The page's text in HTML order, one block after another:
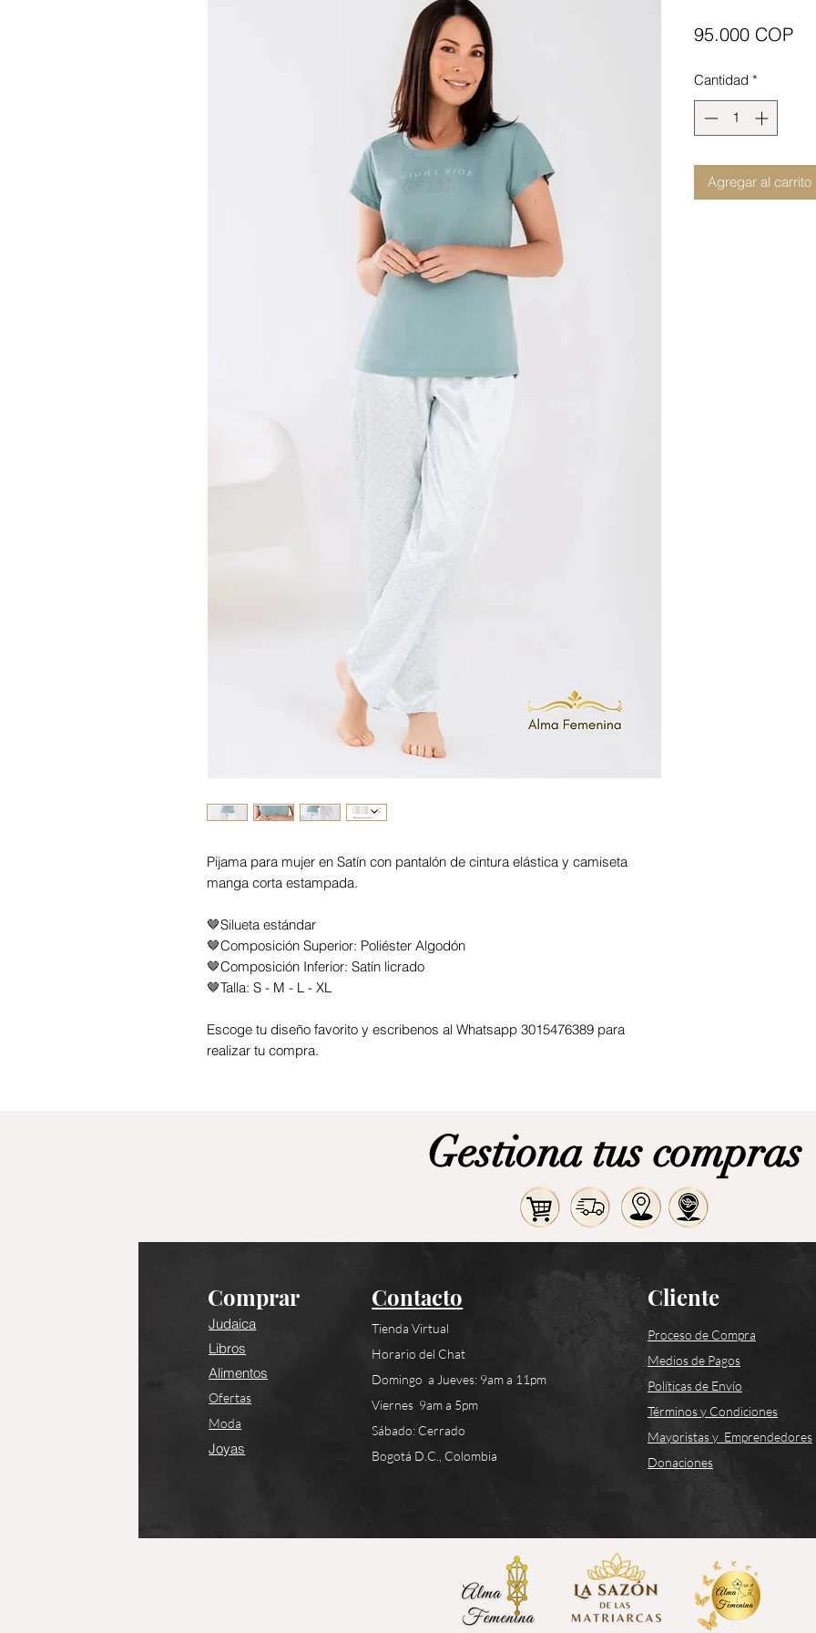
Pijama para mujer en Satín con pantalón de cintura elástica y camiseta
manga corta estampada.
🤎Silueta estándar
🤎Composición Superior: Poliéster Algodón
🤎Composición Inferior: Satín licrado
🤎Talla: S - M - L - XL
Escoge tu diseño favorito y escribenos al Whatsapp 3015476389 para
realizar tu compra.
95.000 COP
Cantidad *
Agregar al carrito
Gestiona tus compras
Comprar
Judaica
Libros
Alimentos
Ofertas
Moda
Joyas
Contacto
Tienda Virtual
Horario del Chat
Domingo a Jueves: 9am a 11pm
Viernes 9am a 5pm
Sábado: Cerrado
Bogotá D.C., Colombia
Cliente
Proceso de Compra
Medios de Pagos
Políticas de Envío
Términos y Condiciones
Mayoristas y Emprendedores
Donaciones